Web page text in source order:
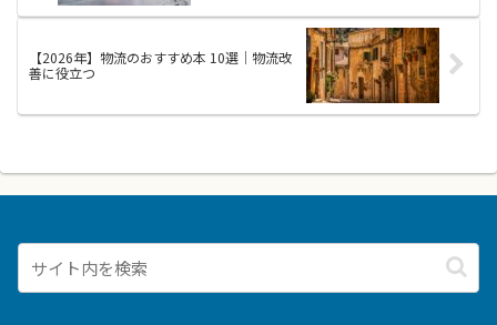
【2026年】物流のおすすめ本 10選｜物流改
善に役立つ